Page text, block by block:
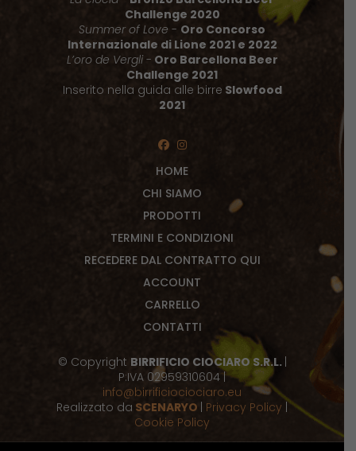
Challenge 2020
Summer of Love - Oro Concorso
Internazionale di Lione 2021 e 2022
L’oro de Vergli - Oro Barcellona Beer
Challenge 2021
Inserito nella guida alle birre Slowfood
2021
HOME
CHI SIAMO
PRODOTTI
TERMINI E CONDIZIONI
RECEDERE DAL CONTRATTO QUI
ACCOUNT
CARRELLO
CONTATTI
© Copyright BIRRIFICIO CIOCIARO S.R.L.
P:IVA 02959310604 |
info@birrificiociociaro.eu
Realizzato da SCENARYO Privacy Policy
Cookie Policy